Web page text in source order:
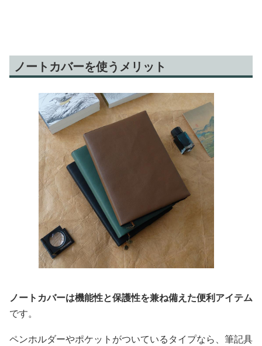
ノートカバーを使うメリット
ノートカバーは機能性と保護性を兼ね備えた便利アイテム
です。
ペンホルダーやポケットがついているタイプなら、筆記具